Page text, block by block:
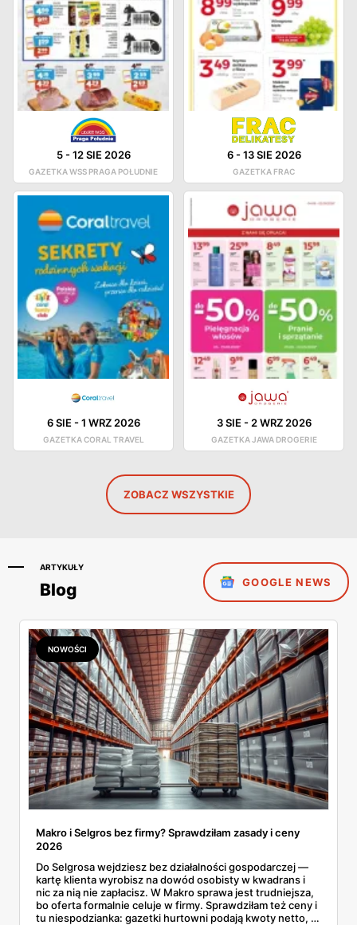
5-12 SIE 2026
GAZETKA WSS PRAGA POŁUDNIE
6-13 SIE 2026
GAZETKA FRAC
6 SIE -1 WRZ 2026
GAZETKA CORAL TRAVEL
3 SIE - 2 WRZ 2026
GAZETKA JAWA DROGERIE
ZOBACZ WSZYSTKIE
ARTYKUŁY
Blog GOOGLE NEWS
NOWOŚCI
Makro i Selgros bez firmy? Sprawdziłam zasady i ceny
2026
Do Selgrosa wejdziesz bez działalności gospodarczej —
kartę klienta wyrobisz na dowód osobisty w kwadrans i
nic za nią nie zapłacisz. W Makro sprawa jest trudniejsza,
bo oferta formalnie celuje w firmy. Sprawdziłam też ceny i
tu niespodzianka: gazetki hurtowni podają kwoty netto, a